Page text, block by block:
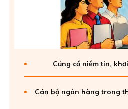
Củng cố niềm tin,
Cán bộ ngân hàng trong